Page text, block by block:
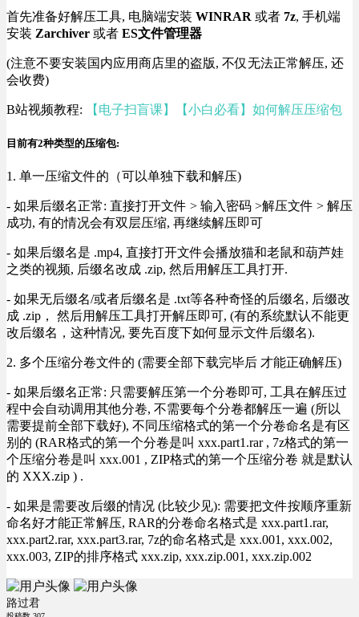
首先准备好解压工具, 电脑端安装 WINRAR 或者 7z, 手机端
安装 Zarchiver 或者 ES文件管理器
(注意不要安装国内应用商店里的盗版, 不仅无法正常解压, 还
会收费)
B站视频教程: 【电子扫盲课】【小白必看】如何解压压缩包
目前有2种类型的压缩包:
1. 单一压缩文件的（可以单独下载和解压)
- 如果后缀名正常: 直接打开文件 > 输入密码 >解压文件 > 解压
成功, 有的情况会有双层压缩, 再继续解压即可
- 如果后缀名是 .mp4, 直接打开文件会播放猫和老鼠和葫芦娃
之类的视频, 后缀名改成 .zip, 然后用解压工具打开.
- 如果无后缀名/或者后缀名是 .txt等各种奇怪的后缀名, 后缀改
成 .zip， 然后用解压工具打开解压即可, (有的系统默认不能更
改后缀名，这种情况, 要先百度下如何显示文件后缀名).
2. 多个压缩分卷文件的 (需要全部下载完毕后 才能正确解压)
- 如果后缀名正常: 只需要解压第一个分卷即可, 工具在解压过
程中会自动调用其他分卷, 不需要每个分卷都解压一遍 (所以
需要提前全部下载好), 不同压缩格式的第一个分卷命名是有区
别的 (RAR格式的第一个分卷是叫 xxx.part1.rar , 7z格式的第一
个压缩分卷是叫 xxx.001 , ZIP格式的第一个压缩分卷 就是默认
的 XXX.zip ) .
- 如果是需要改后缀的情况 (比较少见): 需要把文件按顺序重新
命名好才能正常解压, RAR的分卷命名格式是 xxx.part1.rar,
xxx.part2.rar, xxx.part3.rar, 7z的命名格式是 xxx.001, xxx.002,
xxx.003, ZIP的排序格式 xxx.zip, xxx.zip.001, xxx.zip.002
路过君